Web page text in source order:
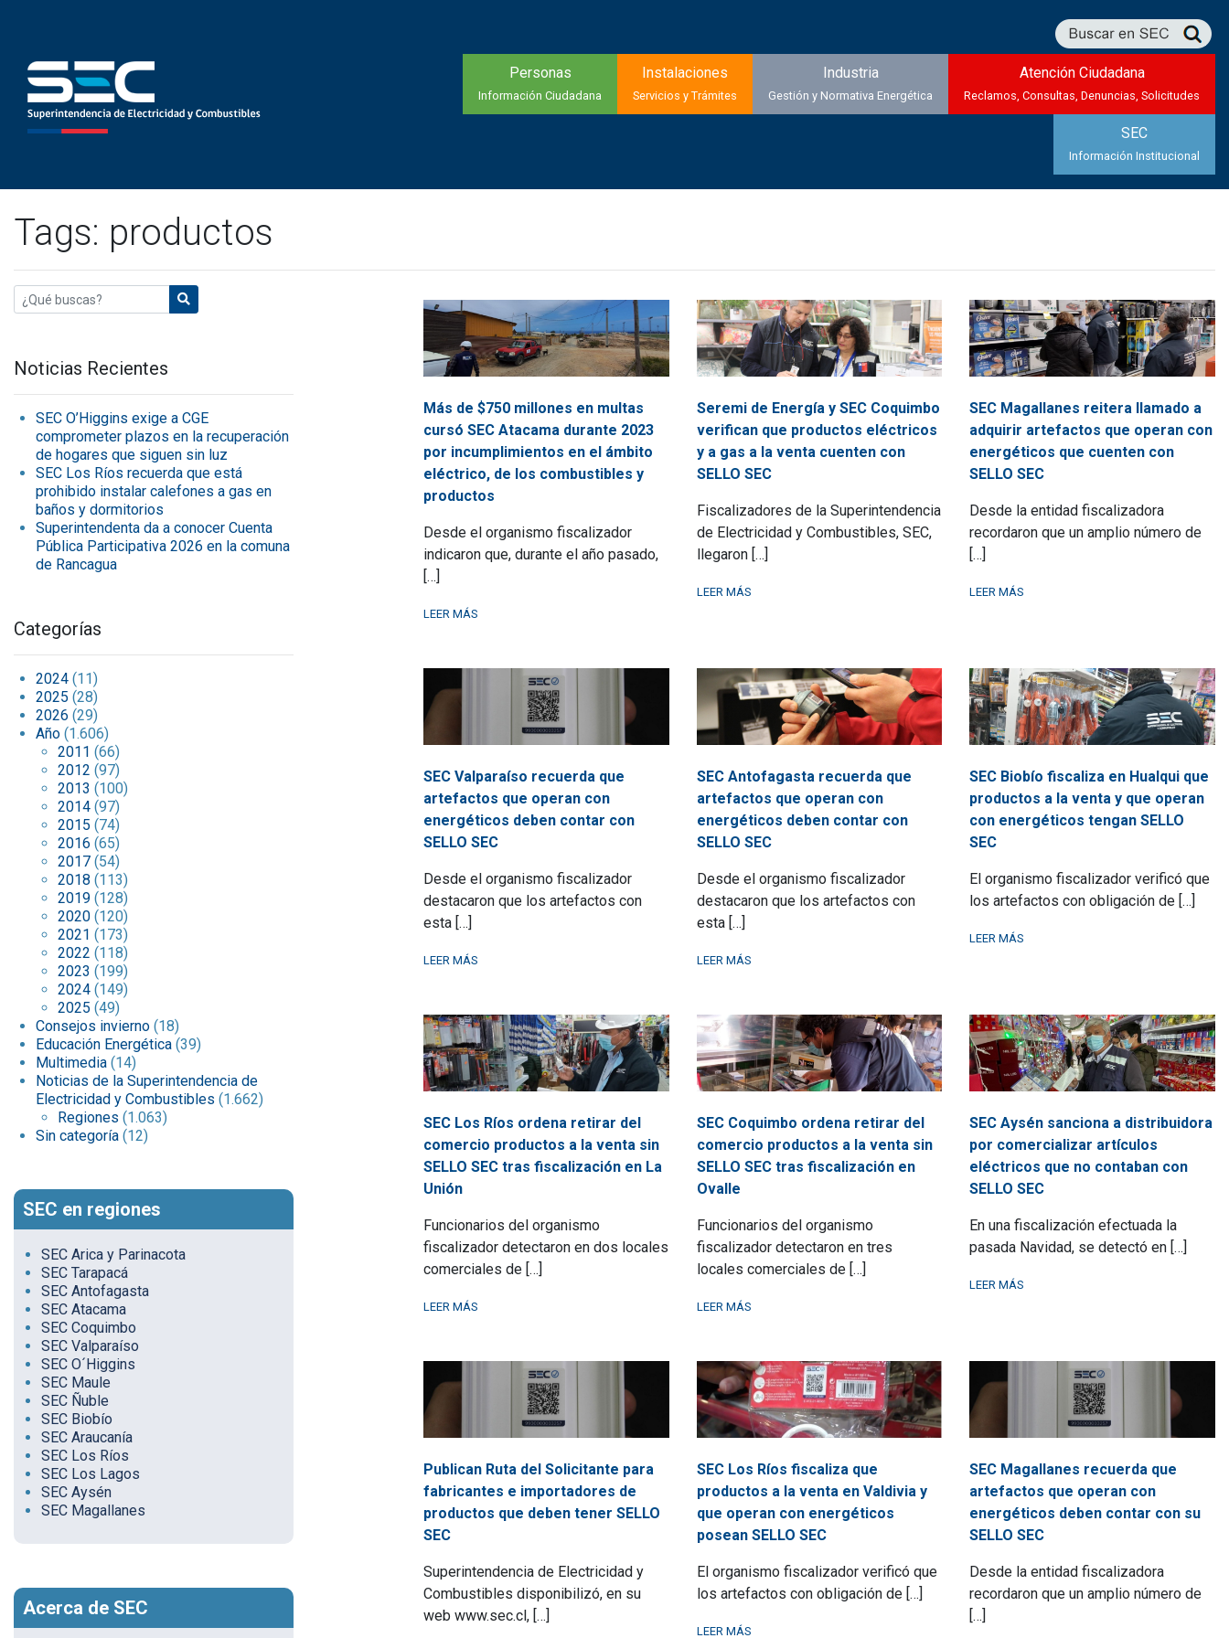
Personas
Información Ciudadana
Instalaciones
Servicios y Trámites
Industria
Gestión y Normativa Energética
Atención Ciudadana
Reclamos, Consultas, Denuncias, Solicitudes
SEC
Información Institucional
Tags: productos
Noticias Recientes
SEC O’Higgins exige a CGE
comprometer plazos en la recuperación
de hogares que siguen sin luz
SEC Los Ríos recuerda que está
prohibido instalar calefones a gas en
baños y dormitorios
Superintendenta da a conocer Cuenta
Pública Participativa 2026 en la comuna
de Rancagua
Categorías
2024 (11)
2025 (28)
2026 (29)
Año (1.606)
2011 (66)
2012 (97)
2013 (100)
2014 (97)
2015 (74)
2016 (65)
2017 (54)
2018 (113)
2019 (128)
2020 (120)
2021 (173)
2022 (118)
2023 (199)
2024 (149)
2025 (49)
Consejos invierno (18)
Educación Energética (39)
Multimedia (14)
Noticias de la Superintendencia de
Electricidad y Combustibles (1.662)
Regiones (1.063)
Sin categoría (12)
SEC en regiones
SEC Arica y Parinacota
SEC Tarapacá
SEC Antofagasta
SEC Atacama
SEC Coquimbo
SEC Valparaíso
SEC O´Higgins
SEC Maule
SEC Ñuble
SEC Biobío
SEC Araucanía
SEC Los Ríos
SEC Los Lagos
SEC Aysén
SEC Magallanes
Acerca de SEC
Más de $750 millones en multas
cursó SEC Atacama durante 2023
por incumplimientos en el ámbito
eléctrico, de los combustibles y
productos
Desde el organismo fiscalizador
indicaron que, durante el año pasado,
[…]
LEER MÁS
Seremi de Energía y SEC Coquimbo
verifican que productos eléctricos
y a gas a la venta cuenten con
SELLO SEC
Fiscalizadores de la Superintendencia
de Electricidad y Combustibles, SEC,
llegaron […]
LEER MÁS
SEC Magallanes reitera llamado a
adquirir artefactos que operan con
energéticos que cuenten con
SELLO SEC
Desde la entidad fiscalizadora
recordaron que un amplio número de
[…]
LEER MÁS
SEC Valparaíso recuerda que
artefactos que operan con
energéticos deben contar con
SELLO SEC
Desde el organismo fiscalizador
destacaron que los artefactos con
esta […]
LEER MÁS
SEC Antofagasta recuerda que
artefactos que operan con
energéticos deben contar con
SELLO SEC
Desde el organismo fiscalizador
destacaron que los artefactos con
esta […]
LEER MÁS
SEC Biobío fiscaliza en Hualqui que
productos a la venta y que operan
con energéticos tengan SELLO
SEC
El organismo fiscalizador verificó que
los artefactos con obligación de […]
LEER MÁS
SEC Los Ríos ordena retirar del
comercio productos a la venta sin
SELLO SEC tras fiscalización en La
Unión
Funcionarios del organismo
fiscalizador detectaron en dos locales
comerciales de […]
LEER MÁS
SEC Coquimbo ordena retirar del
comercio productos a la venta sin
SELLO SEC tras fiscalización en
Ovalle
Funcionarios del organismo
fiscalizador detectaron en tres
locales comerciales de […]
LEER MÁS
SEC Aysén sanciona a distribuidora
por comercializar artículos
eléctricos que no contaban con
SELLO SEC
En una fiscalización efectuada la
pasada Navidad, se detectó en […]
LEER MÁS
Publican Ruta del Solicitante para
fabricantes e importadores de
productos que deben tener SELLO
SEC
Superintendencia de Electricidad y
Combustibles disponibilizó, en su
web www.sec.cl, […]
SEC Los Ríos fiscaliza que
productos a la venta en Valdivia y
que operan con energéticos
posean SELLO SEC
El organismo fiscalizador verificó que
los artefactos con obligación de […]
LEER MÁS
SEC Magallanes recuerda que
artefactos que operan con
energéticos deben contar con su
SELLO SEC
Desde la entidad fiscalizadora
recordaron que un amplio número de
[…]